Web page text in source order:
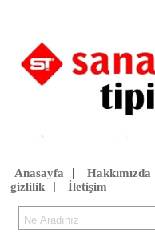
Anasayfa Hakkımızda
gizlilik| İletişim